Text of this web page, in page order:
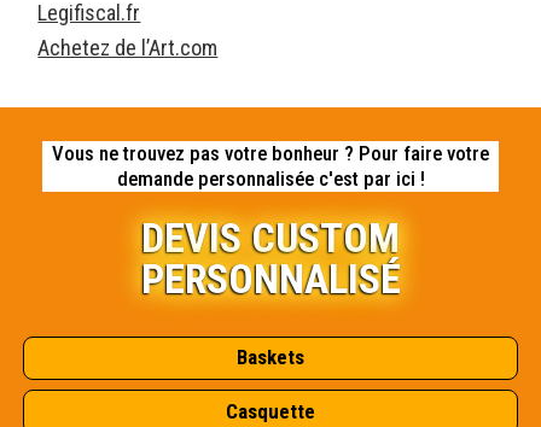
Legifiscal.fr
Achetez de l’Art.com
Vous ne trouvez pas votre bonheur ? Pour faire votre
demande personnalisée c'est par ici !
DEVIS CUSTOM
PERSONNALISÉ
Baskets
Casquette